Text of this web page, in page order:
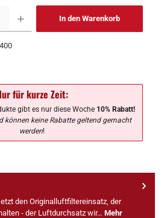
In den Warenkorb
für kurze Zeit:
gibt es nur diese Woche10% Rabatt!
können keine Rabatte geltend gemacht
werden!
den Originalluftfiltereinsatz, der
- der Luftdurchsatz wir… Mehr